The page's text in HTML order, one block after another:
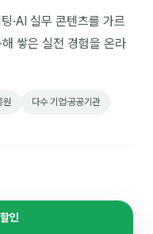
·AI 실무 콘텐츠를 가르
쌓은 실전 경험을 온라
원 다수 기업·공공기관
인